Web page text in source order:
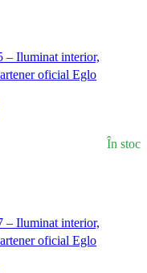
În stoc